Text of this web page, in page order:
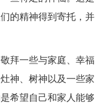
的精神得到寄托，并
拜一些与家庭、幸福
神、树神以及一些家
希望自己和家人能够